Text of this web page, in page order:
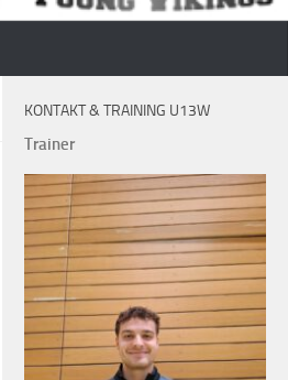
KONTAKT & TRAINING U13W
Trainer